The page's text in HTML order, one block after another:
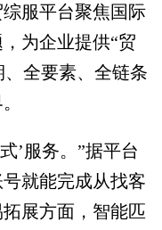
服平台聚焦国际
为企业提供“贸
全要素、全链条
服务。”据平台
就能完成从找客
展方面，智能匹